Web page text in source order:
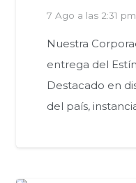
7 Ago a las 2:31 pm
Nuestra
entrega del
Destacado en
del país,